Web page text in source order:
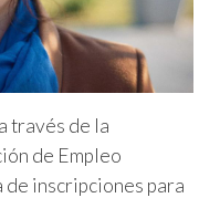
través de la
de Empleo
inscripciones para